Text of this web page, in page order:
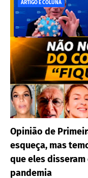
ARTIGO E COLUNA
Opinião de
esqueça, mas
que eles
pandemia